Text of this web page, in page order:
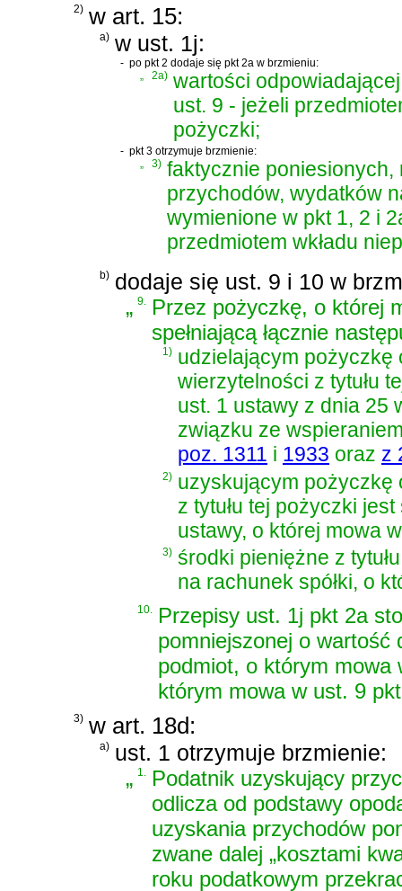
2) w art. 15:
a) w ust. 1j:
- po pkt 2 dodaje się pkt 2a w brzmieniu:
„
2a) wartości
ust. 9 - jeżeli
pożyczki;
- pkt 3 otrzymuje brzmienie:
„
3) faktycznie
przychodów, wydatków
wymienione w pkt 1, 2 i
przedmiotem wkładu
b) dodaje się ust. 9 i 10 w
„9. Przez pożyczkę, o której
spełniającą łącznie
1) udzielającym pożyczkę
wierzytelności z tytułu
ust. 1 ustawy z dnia 25
związku ze
poz. 1311 i 1933 oraz z
2) uzyskującym pożyczkę
z tytułu tej pożyczki
ustawy, o której mowa
3) środki pieniężne z
na rachunek spółki, o
10. Przepisy ust. 1j pkt 2a
pomniejszonej o wartość
podmiot, o którym
którym mowa w ust. 9
3) w art. 18d:
a) ust. 1 otrzymuje brzmienie:
„1. Podatnik uzyskujący
odlicza od podstawy
uzyskania przychodów
zwane dalej „kosztami
roku podatkowym